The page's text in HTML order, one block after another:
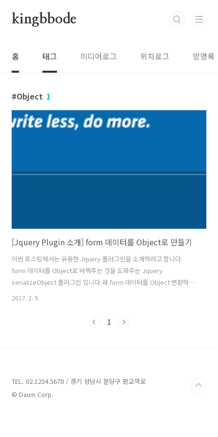
kingbbode
홈 태그 미디어로그 위치로그 방명록
Object 1
[Jquery Plugin 소개] form 데이터를 Object로 만들기
이번 포스팅에서는 유용한 Jquery 플러그인을 소개하려고 합니다.
form 데이터를 Object로 바꿔주는 것을 도와주는 Jquery
serializeObject 플러그인 입니다.왜 form 데이터를 Object 변환하는
것이 필요한가?HTML에서 사용자의 데이터를 서버에 전송하는 방법은
input 태그의 작동으로 인해 HTML의 기본 인터렉션이 실행되어 데이터
2017. 2. 9.
1
TEL. 02.1234.5678 / 경기 성남시 분당구 판교역로
© Daum Corp.